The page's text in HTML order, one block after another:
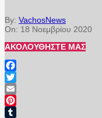
By: VachosNews
On: 18 Νοεμβρίου 2020
ΑΚΟΛΟΥΘΉΣΤΕ ΜΑΣ
Facebook
Twitter
Email
Pinterest